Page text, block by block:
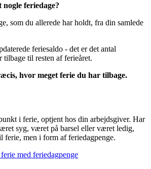
feriedage?
som du allerede har holdt, fra din samlede
feriesaldo - det er det antal
tilbage til resten af ferieåret.
hvor meget ferie du har tilbage.
i ferie, optjent hos din arbejdsgiver. Har
syg, været på barsel eller været ledig,
ferie, men i form af feriedagpenge.
med feriedagpenge